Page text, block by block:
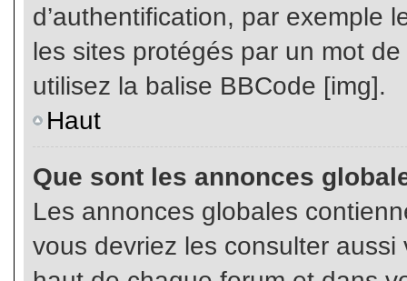
d’authentification, par exemple
les sites protégés par un mot
utilisez la balise BBCode [img].
Haut
Que sont les annonces
Les annonces globales
vous devriez les consulter